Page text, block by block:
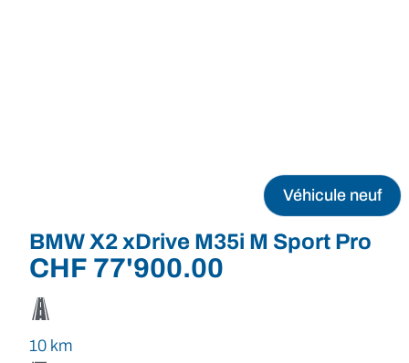
Véhicule neuf
BMW X2 xDrive M35i M Sport Pro
CHF 77'900.00
10 km